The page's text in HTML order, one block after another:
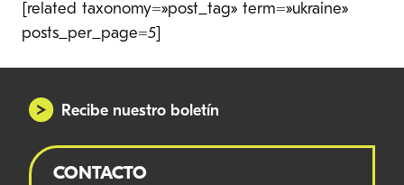
[related taxonomy=»post_tag» term=»ukraine»
posts_per_page=5]
Recibe nuestro boletín
CONTACTO